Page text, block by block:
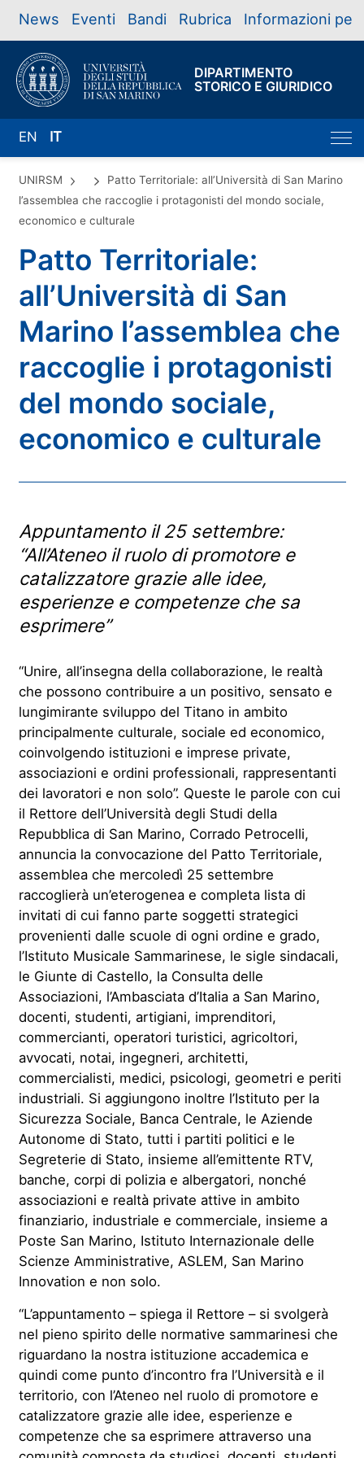
News Eventi Bandi Rubrica Informazioni per
DIPARTIMENTO
STORICO E GIURIDICO
EN IT
UNIRSM
Patto Territoriale: all’Università di San Marino
l’assemblea che raccoglie i protagonisti del mondo sociale,
economico e culturale
Patto Territoriale:
all’Università di San
Marino l’assemblea che
raccoglie i protagonisti
del mondo sociale,
economico e culturale
Appuntamento il 25 settembre:
“All’Ateneo il ruolo di promotore e
catalizzatore grazie alle idee,
esperienze e competenze che sa
esprimere”
“Unire, all’insegna della collaborazione, le realtà
che possono contribuire a un positivo, sensato e
lungimirante sviluppo del Titano in ambito
principalmente culturale, sociale ed economico,
coinvolgendo istituzioni e imprese private,
associazioni e ordini professionali, rappresentanti
dei lavoratori e non solo”. Queste le parole con cui
il Rettore dell’Università degli Studi della
Repubblica di San Marino, Corrado Petrocelli,
annuncia la convocazione del Patto Territoriale,
assemblea che mercoledì 25 settembre
raccoglierà un’eterogenea e completa lista di
invitati di cui fanno parte soggetti strategici
provenienti dalle scuole di ogni ordine e grado,
l’Istituto Musicale Sammarinese, le sigle sindacali,
le Giunte di Castello, la Consulta delle
Associazioni, l’Ambasciata d’Italia a San Marino,
docenti, studenti, artigiani, imprenditori,
commercianti, operatori turistici, agricoltori,
avvocati, notai, ingegneri, architetti,
commercialisti, medici, psicologi, geometri e periti
industriali. Si aggiungono inoltre l’Istituto per la
Sicurezza Sociale, Banca Centrale, le Aziende
Autonome di Stato, tutti i partiti politici e le
Segreterie di Stato, insieme all’emittente RTV,
banche, corpi di polizia e albergatori, nonché
associazioni e realtà private attive in ambito
finanziario, industriale e commerciale, insieme a
Poste San Marino, Istituto Internazionale delle
Scienze Amministrative, ASLEM, San Marino
Innovation e non solo.
“L’appuntamento – spiega il Rettore – si svolgerà
nel pieno spirito delle normative sammarinesi che
riguardano la nostra istituzione accademica e
quindi come punto d’incontro fra l’Università e il
territorio, con l’Ateneo nel ruolo di promotore e
catalizzatore grazie alle idee, esperienze e
competenze che sa esprimere attraverso una